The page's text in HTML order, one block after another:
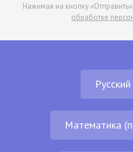
Нажимая на кнопку
обработке
Математика